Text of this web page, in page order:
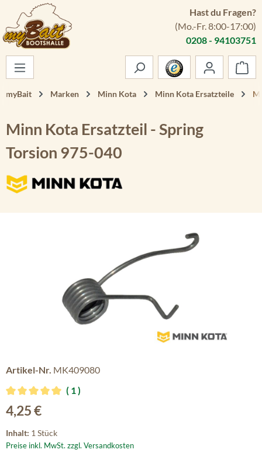
Zum Hauptinhalt springen
Hast du Fragen?
(Mo.-Fr. 8:00-17:00)
0208 - 94103751
myBait Marken Minn Kota Minn Kota Ersatzteile
Minn Kota Ersatzteil - Spring
Torsion 975-040
Artikel-Nr. MK409080
Durchschnittliche Bewertung von 5 von 5 Sternen
1
Regulärer Preis:
4,25 €
Inhalt: 1 Stück
Preise inkl. MwSt. zzgl. Versandkosten